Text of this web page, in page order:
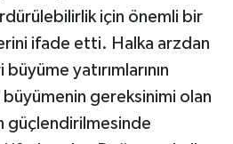
için önemli bir
ifade etti. Halka arzdan
yatırımlarının
büyümenin gereksinimi olan
güçlendirilmesinde